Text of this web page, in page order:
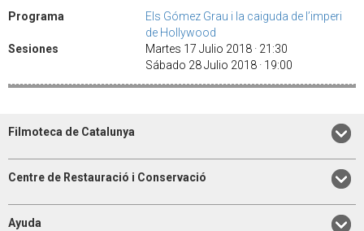
Programa
Els Gómez Grau i la caiguda de l’imperi
de Hollywood
Sesiones
Martes 17 Julio 2018 · 21:30
Sábado 28 Julio 2018 · 19:00
Filmoteca de Catalunya
Centre de Restauració i Conservació
Ayuda